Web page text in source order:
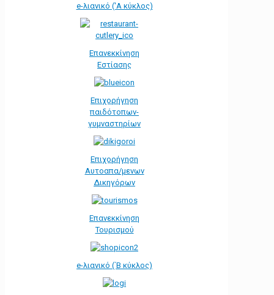
e-λιανικό ('Α κύκλος)
Επανεκκίνηση
Εστίασης
Επιχορήγηση
παιδότοπων-
γυμναστηρίων
Επιχορήγηση
Αυτοαπα/μενων
Δικηγόρων
Επανεκκίνηση
Τουρισμού
e-λιανικό (΄Β κύκλος)